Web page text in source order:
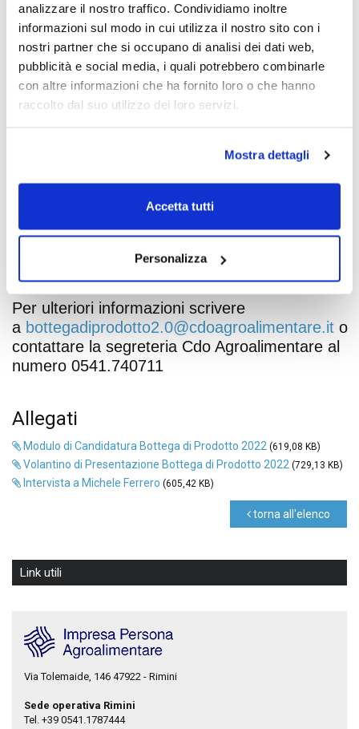
analizzare il nostro traffico. Condividiamo inoltre
informazioni sul modo in cui utilizza il nostro sito con i
nostri partner che si occupano di analisi dei dati web,
pubblicità e social media, i quali potrebbero combinarle
con altre informazioni che ha fornito loro o che hanno
raccolto dal suo utilizzo dei loro servizi.
Mostra dettagli
Accetta tutti
Personalizza
Sono aperte le candidature per Bottega di
Prodotto 2022.
Nella sezione allegati è possibile consultare il
volantino che contiene tutte le informazioni ed
Per chi fosse interessato a candidarsi è
bottegadiprodotto2.0@cdoagroalimentare.it
entro venerdì 31 Marzo 2022,
successivamente verrà inviato l'esito della
Per ulteriori informazioni scrivere
a bottegadiprodotto2.0@cdoagroalimentare.it o
contattare la segreteria Cdo Agroalimentare al
numero 0541.740711
Allegati
Modulo di Candidatura Bottega di Prodotto 2022 (619,08 KB)
Volantino di Presentazione Bottega di Prodotto 2022 (729,13 KB)
Intervista a Michele Ferrero (605,42 KB)
torna all'elenco
Link utili
Via Tolemaide, 146 47922 - Rimini
Sede operativa Rimini
Tel. +39 0541.1787444